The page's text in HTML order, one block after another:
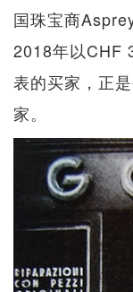
国珠宝商
2018年以CHF
表的买家，正
家。